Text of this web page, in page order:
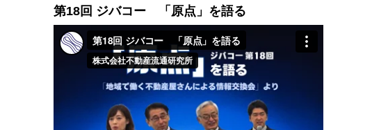
第18回 ジバコー 「原点」を語る